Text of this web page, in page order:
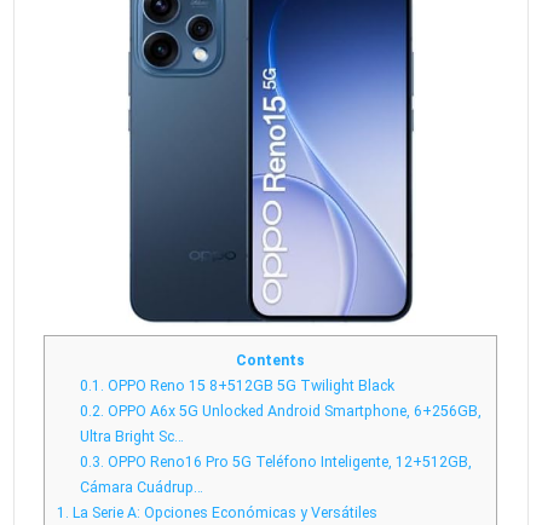
Contents
0.1. OPPO Reno 15 8+512GB 5G Twilight Black
0.2. OPPO A6x 5G Unlocked Android Smartphone, 6+256GB,
Ultra Bright Sc…
0.3. OPPO Reno16 Pro 5G Teléfono Inteligente, 12+512GB,
Cámara Cuádrup…
1. La Serie A: Opciones Económicas y Versátiles